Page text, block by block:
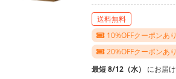
送料無料
10%OFFクーポンあり
20%OFFクーポンあり
最短 8/12（水） にお届け